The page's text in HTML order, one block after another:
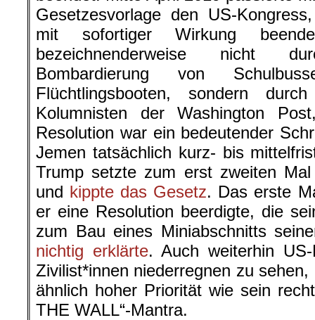
Gesetzesvorlage den US-
mit sofortiger Wirkung
bezeichnenderweise nicht
Bombardierung von
Flüchtlingsbooten, sondern
Kolumnisten der Washington
Resolution war ein bedeutender
Jemen tatsächlich kurz- bis
Trump setzte zum erst zweiten
und kippte das Gesetz. Das erste
er eine Resolution beerdigte, die
zum Bau eines Miniabschnitts
nichtig erklärte. Auch weiterhin
Zivilist*innen niederregnen zu
ähnlich hoher Priorität wie sein
THE WALL“-Mantra.